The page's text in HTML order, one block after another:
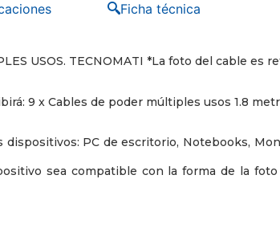
Ficha técnica
USOS. TECNOMATI *La foto del cable es
9 x Cables de poder múltiples usos 1.8
PC de escritorio, Notebooks,
sea compatible con la forma de la foto